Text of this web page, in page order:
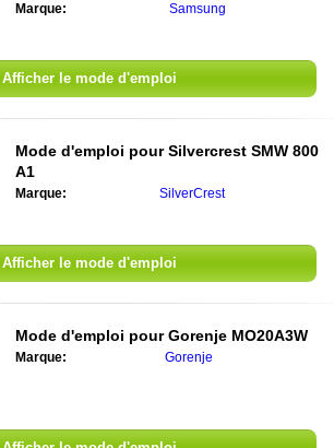
Marque: Samsung
Afficher le mode d'emploi
Mode d'emploi pourSilvercrest SMW 800
A1
Marque: SilverCrest
Afficher le mode d'emploi
Mode d'emploi pourGorenje MO20A3W
Marque: Gorenje